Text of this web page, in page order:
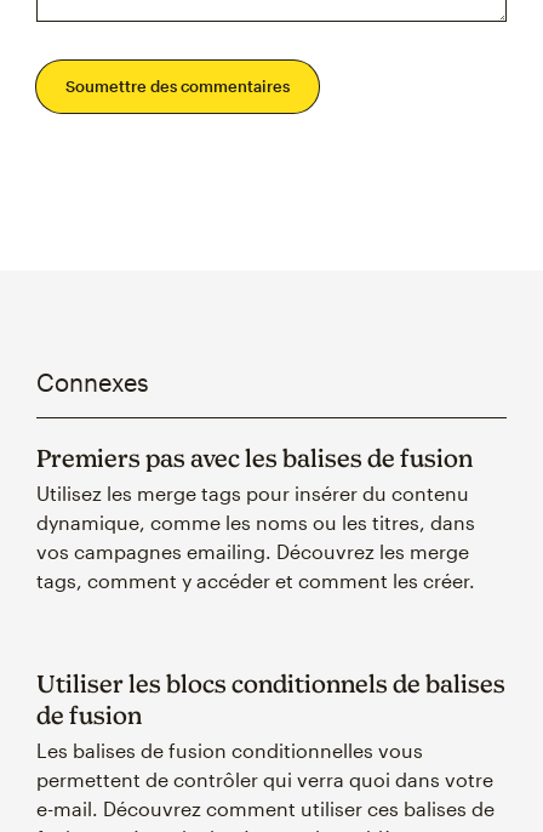
Soumettre des commentaires
Connexes
Premiers pas avec les balises de fusion
Utilisez les merge tags pour insérer du contenu
dynamique, comme les noms ou les titres, dans
vos campagnes emailing. Découvrez les merge
tags, comment y accéder et comment les créer.
Utiliser les blocs conditionnels de balises
de fusion
Les balises de fusion conditionnelles vous
permettent de contrôler qui verra quoi dans votre
e-mail. Découvrez comment utiliser ces balises de